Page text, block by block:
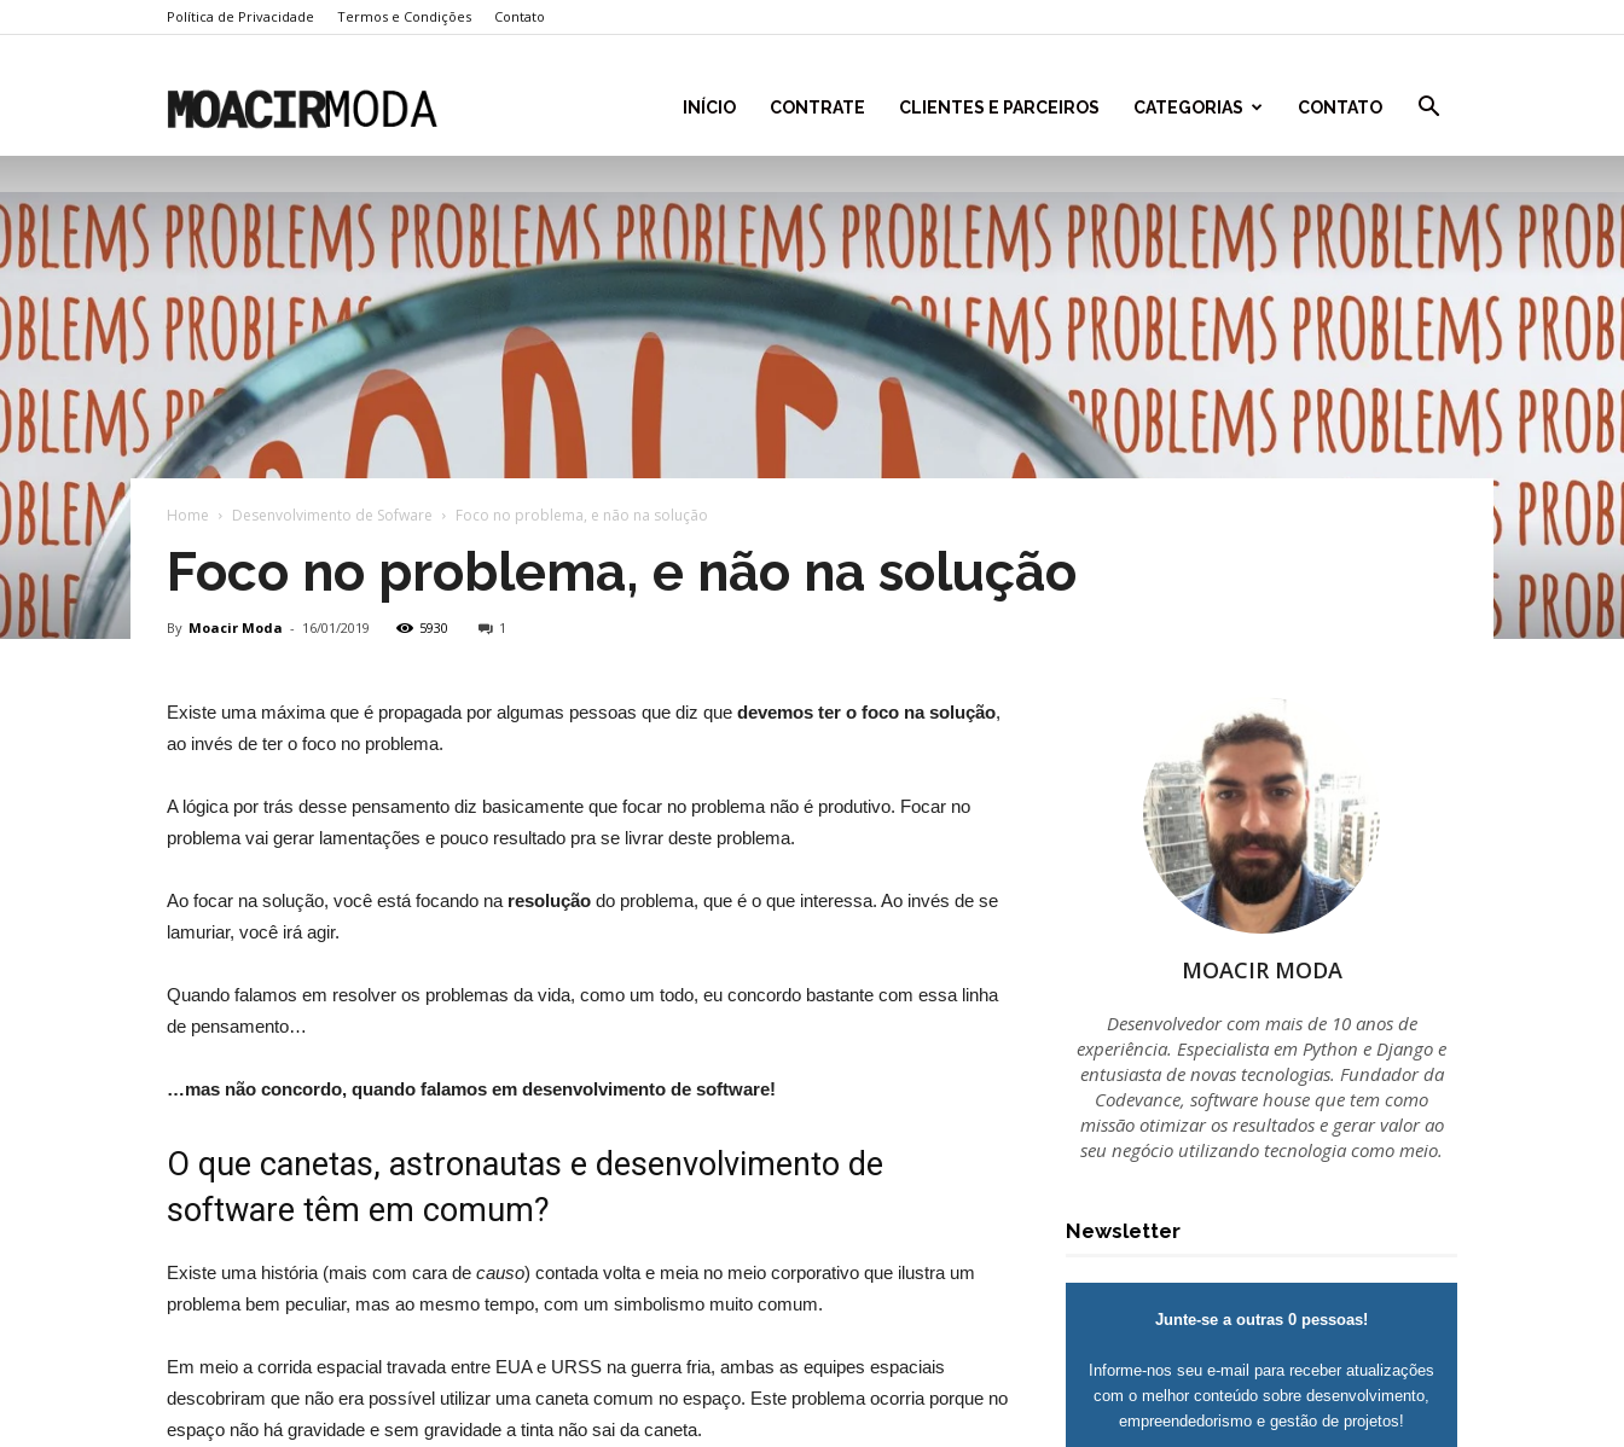
Política de Privacidade Termos e Condições Contato
Moda
INÍCIO CONTRATE CLIENTES E PARCEIROS CATEGORIAS CONTATO
Home Desenvolvimento de Sofware Foco no problema, e não na solução
Foco no problema, e não na solução
By Moacir Moda - 16/01/2019 5930 1
Existe uma máxima que é propagada por algumas pessoas que diz que devemos ter o foco na solução,
ao invés de ter o foco no problema.
A lógica por trás desse pensamento diz basicamente que focar no problema não é produtivo. Focar no
problema vai gerar lamentações e pouco resultado pra se livrar deste problema.
Ao focar na solução, você está focando na resolução do problema, que é o que interessa. Ao invés de se
lamuriar, você irá agir.
Quando falamos em resolver os problemas da vida, como um todo, eu concordo bastante com essa linha
de pensamento…
…mas não concordo, quando falamos em desenvolvimento de software!
O que canetas, astronautas e desenvolvimento de
software têm em comum?
Existe uma história (mais com cara de causo) contada volta e meia no meio corporativo que ilustra um
problema bem peculiar, mas ao mesmo tempo, com um simbolismo muito comum.
Em meio a corrida espacial travada entre EUA e URSS na guerra fria, ambas as equipes espaciais
descobriram que não era possível utilizar uma caneta comum no espaço. Este problema ocorria porque no
espaço não há gravidade e sem gravidade a tinta não sai da caneta.
MOACIR MODA
Desenvolvedor com mais de 10 anos de
experiência. Especialista em Python e Django e
entusiasta de novas tecnologias. Fundador da
Codevance, software house que tem como
missão otimizar os resultados e gerar valor ao
seu negócio utilizando tecnologia como meio.
Newsletter
Junte-se a outras 0 pessoas!
Informe-nos seu e-mail para receber atualizações
com o melhor conteúdo sobre desenvolvimento,
empreendedorismo e gestão de projetos!